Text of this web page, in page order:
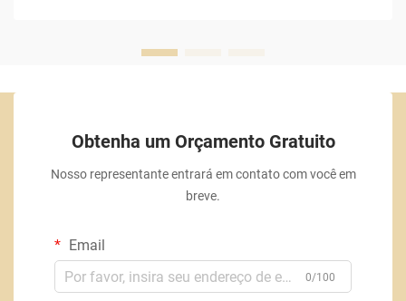
Obtenha um Orçamento Gratuito
Nosso representante entrará em contato com você em
breve.
Email
0/100